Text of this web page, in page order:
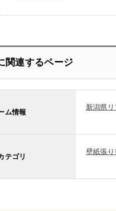
関連するページ
ム情報
新潟県
テゴリ
壁紙張り